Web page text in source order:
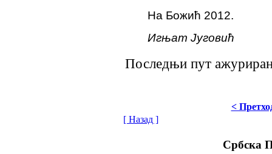
На Божић 2012.
Игњат Југовић
Последњи пут
<
[ Назад ]
Србска